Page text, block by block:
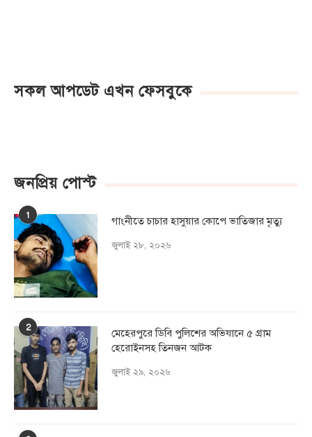
সকল আপডেট এখন ফেসবুকে
জনপ্রিয় পোস্ট
1 গাংনীতে চাচার হাসুয়ার কােপে ভাতিজার মৃত্যু
জুলাই ২৮, ২০২৬
2
মেহেরপুরে ডিবি পুলিশের অভিযানে ৫ গ্রাম
হেরোইনসহ তিনজন আটক
জুলাই ২৯, ২০২৬